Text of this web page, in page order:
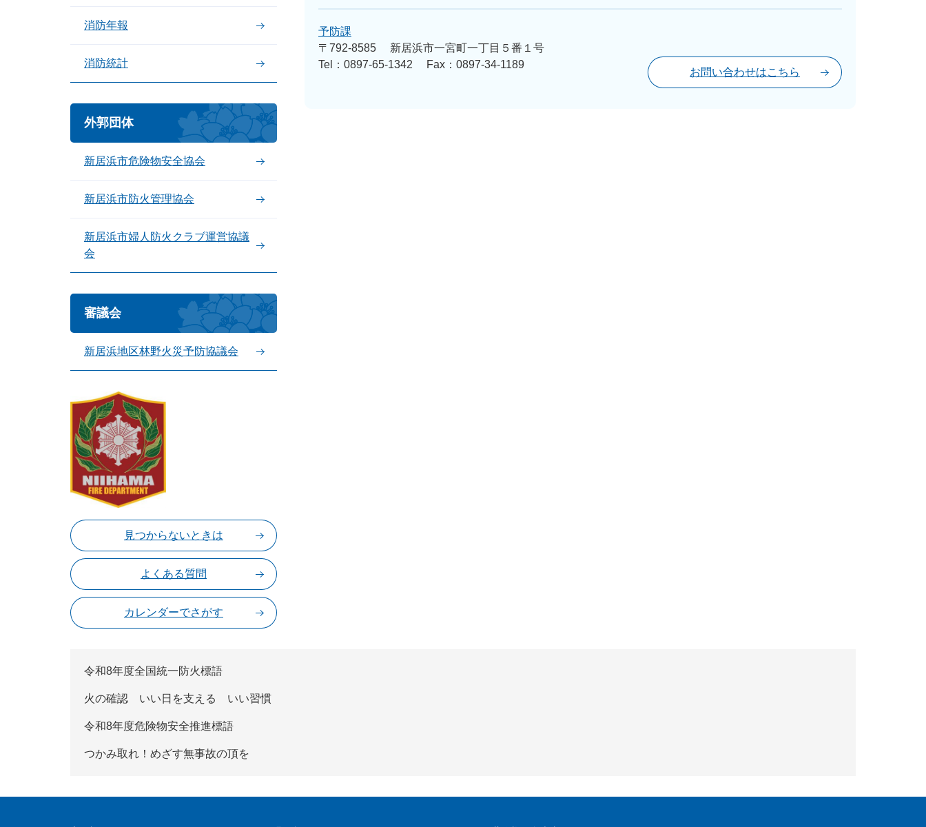
予防課
〒792-8585
新居浜市一宮町一丁目５番１号
Tel：0897-65-1342
Fax：0897-34-1189
お問い合わせはこちら
消防年報
消防統計
外郭団体
新居浜市危険物安全協会
新居浜市防火管理協会
新居浜市婦人防火クラブ運営協議
会
審議会
新居浜地区林野火災予防協議会
見つからないときは
よくある質問
カレンダーでさがす
令和8年度全国統一防火標語
火の確認 いい日を支える いい習慣
令和8年度危険物安全推進標語
つかみ取れ！めざす無事故の頂を